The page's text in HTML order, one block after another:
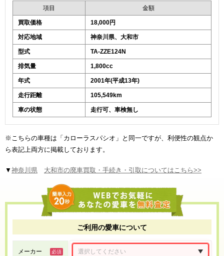
項目 金額
買取価格 18,000円
対応地域 神奈川県、大和市
型式 TA-ZZE124N
排気量 1,800cc
年式 2001年(平成13年)
走行距離 105,549km
車の状態 走行可、車検無し
※こちらの車種は「カローラスパシオ」と同一ですが、利便性の観点か
ら表記上両方に掲載しております。
▼ 神奈川県 大和市の廃車買取・手続き・引取についてはこちら>>
ご利用の愛車について
メーカー